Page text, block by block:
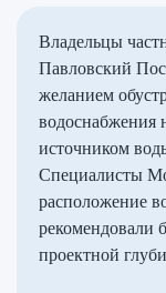
Владельцы
Павловский
желанием
водоснабжения
источником
Специалисты
расположение
рекомендовали
проектной